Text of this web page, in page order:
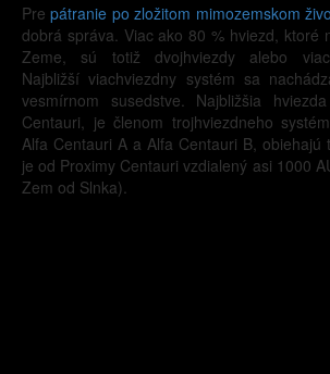
Prepátranie po zložitom mimozemskom
dobrá správa. Viac ako 80 % hviezd, ktoré
Zeme, sú totiž dvojhviezdy alebo
Najbližší viachviezdny systém sa
vesmírnom susedstve. Najbližšia
Centauri, je členom trojhviezdneho
Alfa Centauri A a Alfa Centauri B,
je od Proximy Centauri vzdialený asi 1000
Zem od Slnka).